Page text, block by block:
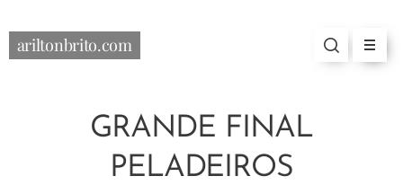
ariltonbrito.com
GRANDE FINAL
PELADEIROS